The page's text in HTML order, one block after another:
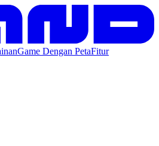
Game Dengan PetaFitur